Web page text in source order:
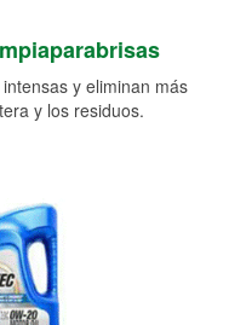
y eliminan más
y los residuos.